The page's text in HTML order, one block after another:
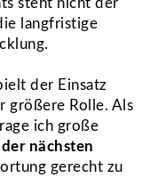
langfristige
der Einsatz
größere Rolle. Als
ich große
nächsten
gerecht zu